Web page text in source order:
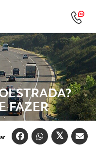
FAZER